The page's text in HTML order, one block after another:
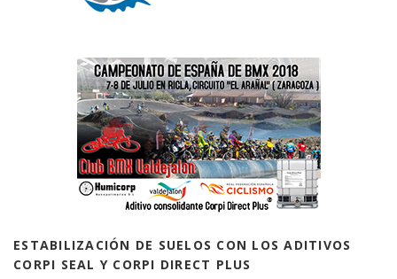
ESTABILIZACIÓN DE SUELOS CON LOS ADITIVOS
CORPI SEAL Y CORPI DIRECT PLUS